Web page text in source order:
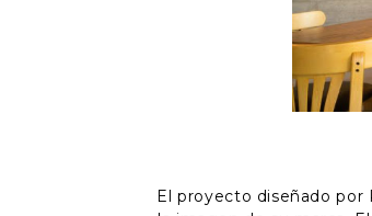
El proyecto diseñado por